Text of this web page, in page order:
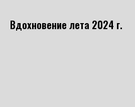
Вдохновение лета 2024 г.